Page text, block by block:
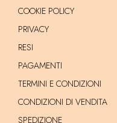
COOKIE POLICY
PRIVACY
RESI
PAGAMENTI
TERMINI E CONDIZIONI
CONDIZIONI DI VENDITA
SPEDIZIONE